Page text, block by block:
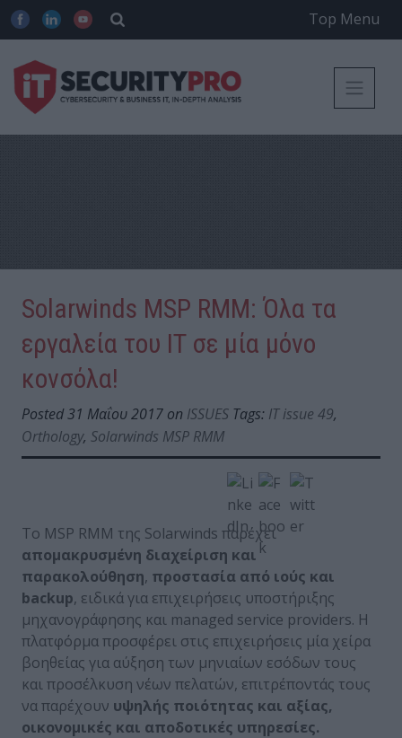
Top Menu
Solarwinds MSP RMM: Όλα τα
εργαλεία του IT σε μία μόνο
κονσόλα!
Posted 31 Μαΐου 2017 on ISSUES Tags: IT issue 49,
Orthology, Solarwinds MSP RMM
Το MSP RMM της Solarwinds παρέχει
απομακρυσμένη διαχείριση και
παρακολούθηση, προστασία από ιούς και
backup, ειδικά για επιχειρήσεις υποστήριξης
μηχανογράφησης και managed service providers. H
πλατφόρμα προσφέρει στις επιχειρήσεις μία χείρα
βοηθείας για αύξηση των μηνιαίων εσόδων τους
και προσέλκυση νέων πελατών, επιτρέποντάς τους
να παρέχουν υψηλής ποιότητας και αξίας,
οικονομικές και αποδοτικές υπηρεσίες.